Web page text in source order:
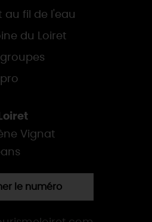
au fil de l'eau
du Loiret
Vignat
le numéro